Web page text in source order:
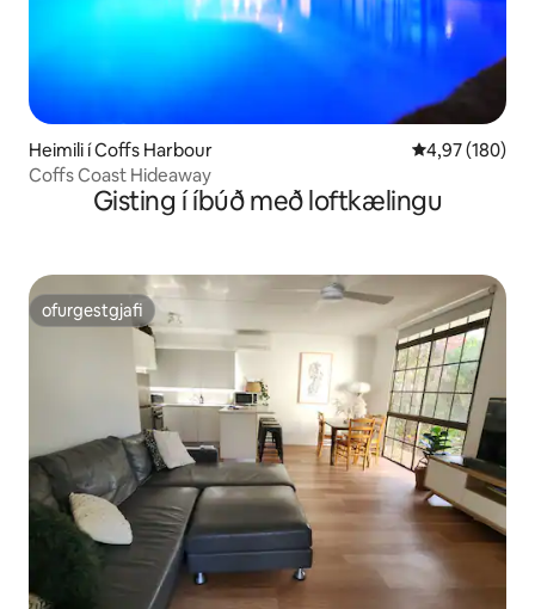
Heimili í Coffs Harbour 4,97 af 5 í
4,97 (180)
Coffs Coast Hideaway
Gisting í íbúð með loftkælingu
ofurgestgjafi
ofurgestgjafi